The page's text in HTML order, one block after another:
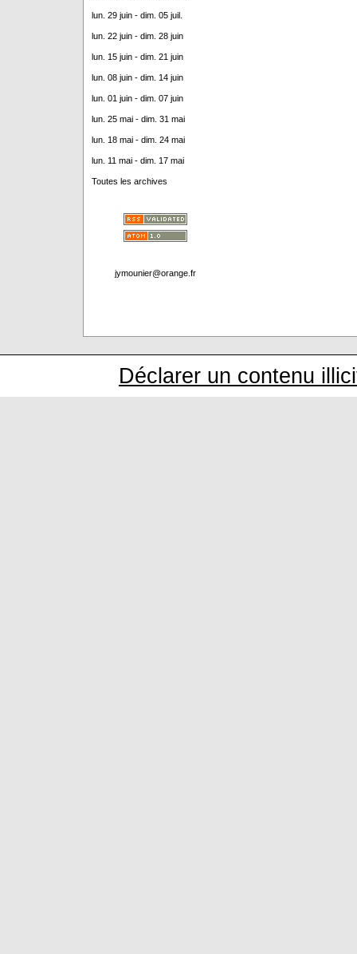
lun. 29 juin - dim. 05 juil.
lun. 22 juin - dim. 28 juin
lun. 15 juin - dim. 21 juin
lun. 08 juin - dim. 14 juin
lun. 01 juin - dim. 07 juin
lun. 25 mai - dim. 31 mai
lun. 18 mai - dim. 24 mai
lun. 11 mai - dim. 17 mai
Toutes les archives
jymounier@orange.fr
Déclarer un contenu